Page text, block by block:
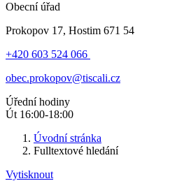
Obecní úřad
Prokopov 17, Hostim 671 54
+420 603 524 066
obec.prokopov@tiscali.cz
Úřední hodiny
Út 16:00-18:00
Úvodní stránka
Fulltextové hledání
Vytisknout